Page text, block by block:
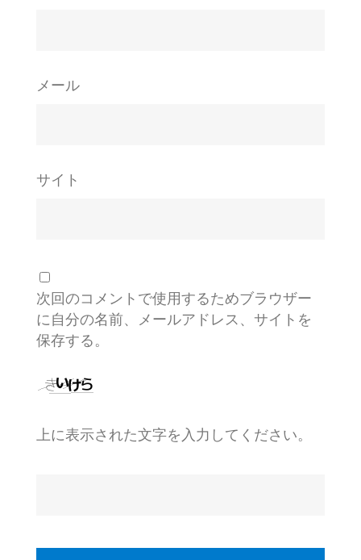
メール
サイト
次回のコメントで使用するためブラウザー
に自分の名前、メールアドレス、サイトを
保存する。
上に表示された文字を入力してください。